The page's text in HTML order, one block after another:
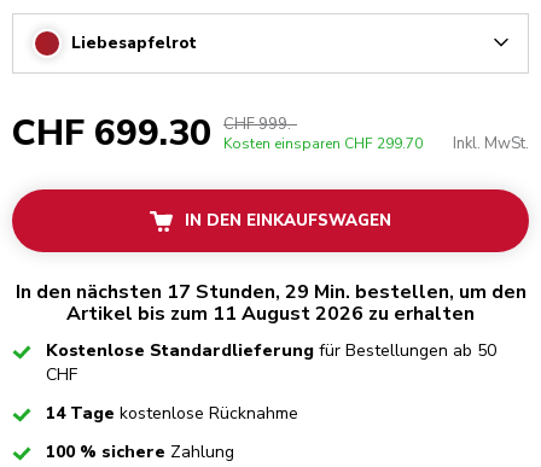
Liebesapfelrot
CHF 699.30 CHF 999.-
Kosten einsparen CHF 299.70 Inkl. MwSt.
IN DEN EINKAUFSWAGEN
In den nächsten 17 Stunden, 29 Min. bestellen, um den
Artikel bis zum 11 August 2026 zu erhalten
CheckedKostenlose Standardlieferung für Bestellungen ab 50
CHF
Checked14 Tage kostenlose Rücknahme
Checked100 % sichere Zahlung